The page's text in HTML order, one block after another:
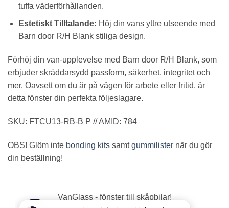
tuffa väderförhållanden.
Estetiskt Tilltalande: Höj din vans yttre utseende med
Barn door R/H Blank stiliga design.
Förhöj din van-upplevelse med Barn door R/H Blank, som
erbjuder skräddarsydd passform, säkerhet, integritet och
mer. Oavsett om du är på vägen för arbete eller fritid, är
detta fönster din perfekta följeslagare.
SKU: FTCU13-RB-B P // AMID: 784
OBS! Glöm inte bonding kits samtgummilister när du gör
din beställning!
VanGlass - fönster till skåpbilar!